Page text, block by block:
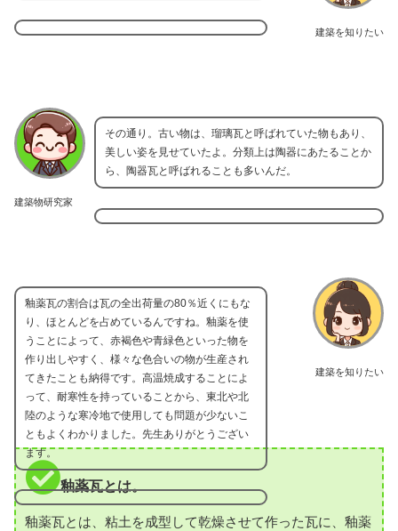
建築を知りたい
建築物研究家
その通り。古い物は、瑠璃瓦と呼ばれていた物もあり、
美しい姿を見せていたよ。分類上は陶器にあたることか
ら、陶器瓦と呼ばれることも多いんだ。
建築を知りたい
釉薬瓦の割合は瓦の全出荷量の80％近くにもな
り、ほとんどを占めているんですね。釉薬を使
うことによって、赤褐色や青緑色といった物を
作り出しやすく、様々な色合いの物が生産され
てきたことも納得です。高温焼成することによ
って、耐寒性を持っていることから、東北や北
陸のような寒冷地で使用しても問題が少ないこ
ともよくわかりました。先生ありがとうござい
ます。
釉薬瓦とは。
釉薬瓦とは、粘土を成型して乾燥させて作った瓦に、釉薬